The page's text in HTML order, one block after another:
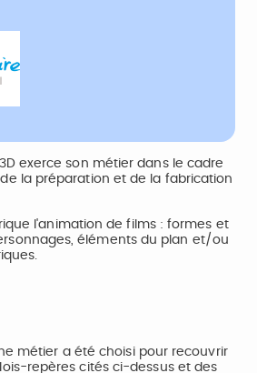
exerce son métier dans le cadre
la préparation et de la fabrication
l'animation de films : formes et
éléments du plan et/ou
métier a été choisi pour recouvrir
repères cités ci-dessus et des